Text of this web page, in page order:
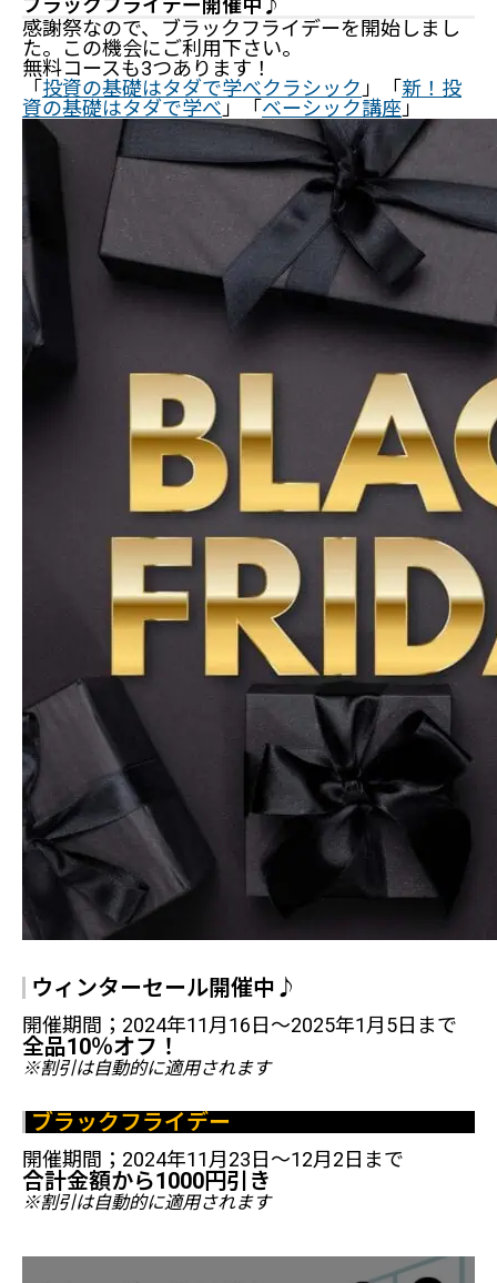
ブラックフライデー開催中♪
感謝祭なので、ブラックフライデーを開始しまし
た。この機会にご利用下さい。
無料コースも3つあります！
「投資の基礎はタダで学べクラシック 」「新！投
資の基礎はタダで学べ 」「ベーシック講座 」
ウィンターセール開催中♪
開催期間；2024年11月16日～2025年1月5日まで
全品10％オフ！
※割引は自動的に適用されます
ブラックフライデー
開催期間；2024年11月23日～12月2日まで
合計金額から1000円引き
※割引は自動的に適用されます